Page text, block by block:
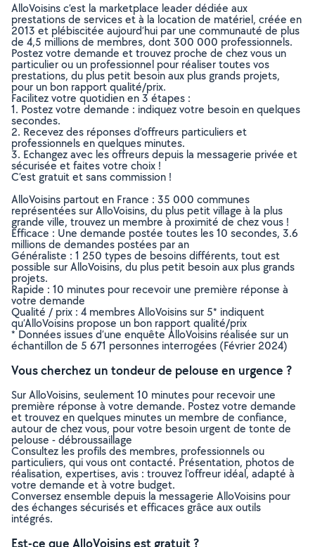
AlloVoisins c’est la marketplace leader dédiée aux
prestations de services et à la location de matériel, créée en
2013 et plébiscitée aujourd’hui par une communauté de plus
de 4,5 millions de membres, dont 300 000 professionnels.
Postez votre demande et trouvez proche de chez vous un
particulier ou un professionnel pour réaliser toutes vos
prestations, du plus petit besoin aux plus grands projets,
pour un bon rapport qualité/prix.
Facilitez votre quotidien en 3 étapes :
1. Postez votre demande : indiquez votre besoin en quelques
secondes.
2. Recevez des réponses d’offreurs particuliers et
professionnels en quelques minutes.
3. Echangez avec les offreurs depuis la messagerie privée et
sécurisée et faites votre choix !
C’est gratuit et sans commission !
AlloVoisins partout en France : 35 000 communes
représentées sur AlloVoisins, du plus petit village à la plus
grande ville, trouvez un membre à proximité de chez vous !
Efficace : Une demande postée toutes les 10 secondes, 3.6
millions de demandes postées par an
Généraliste : 1 250 types de besoins différents, tout est
possible sur AlloVoisins, du plus petit besoin aux plus grands
projets.
Rapide : 10 minutes pour recevoir une première réponse à
votre demande
Qualité / prix : 4 membres AlloVoisins sur 5* indiquent
qu’AlloVoisins propose un bon rapport qualité/prix
* Données issues d’une enquête AlloVoisins réalisée sur un
échantillon de 5 671 personnes interrogées (Février 2024)
Vous cherchez un tondeur de pelouse en urgence ?
Sur AlloVoisins, seulement 10 minutes pour recevoir une
première réponse à votre demande. Postez votre demande
et trouvez en quelques minutes un membre de confiance,
autour de chez vous, pour votre besoin urgent de tonte de
pelouse - débroussaillage
Consultez les profils des membres, professionnels ou
particuliers, qui vous ont contacté. Présentation, photos de
réalisation, expertises, avis : trouvez l'offreur idéal, adapté à
votre demande et à votre budget.
Conversez ensemble depuis la messagerie AlloVoisins pour
des échanges sécurisés et efficaces grâce aux outils
intégrés.
Est-ce que AlloVoisins est gratuit ?